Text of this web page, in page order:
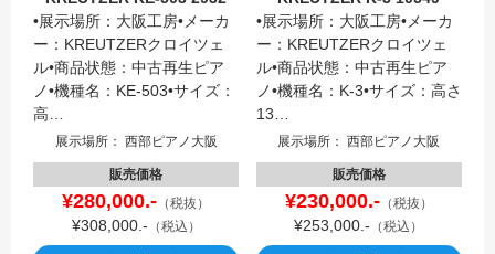
•展示場所：大阪工房•メーカ
ー：KREUTZERクロイツェ
ル•商品状態：中古再生ピア
ノ•機種名：KE-503•サイズ：
高…
展示場所： 西部ピアノ大阪
販売価格
¥280,000.- （税抜）
¥308,000.- （税込）
•展示場所：大阪工房•メーカ
ー：KREUTZERクロイツェ
ル•商品状態：中古再生ピア
ノ•機種名：K-3•サイズ：高さ
13…
展示場所： 西部ピアノ大阪
販売価格
¥230,000.-（税抜）
¥253,000.- （税込）